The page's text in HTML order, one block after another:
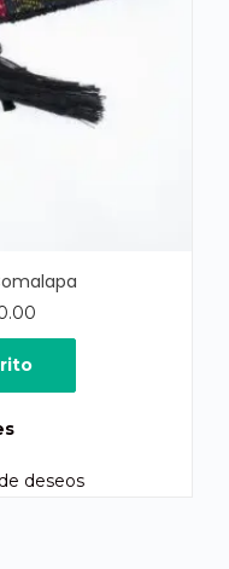
El
precio
es:
deseos